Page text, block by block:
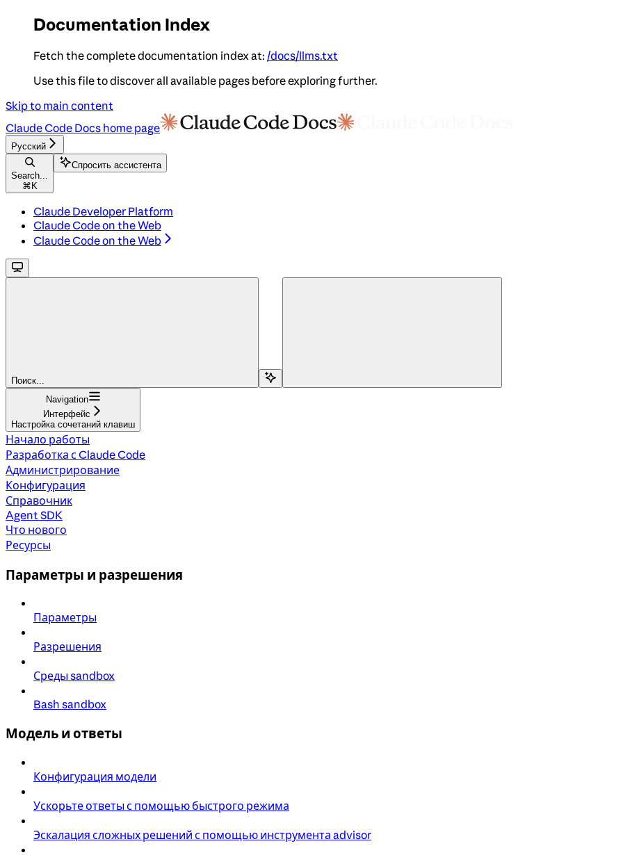
Documentation Index
Fetch the complete documentation index at: /docs/llms.txt
Use this file to discover all available pages before exploring further.
Skip to main content
Claude Code Docs home page
Русский
Search...
⌘ K
Спросить ассистента
Claude Developer Platform
Claude Code on the Web
Claude Code on the Web
Поиск...
Navigation
Интерфейс
Настройка сочетаний клавиш
Начало работы
Разработка с Claude Code
Администрирование
Конфигурация
Справочник
Agent SDK
Что нового
Ресурсы
Параметры и разрешения
Параметры
Разрешения
Среды sandbox
Bash sandbox
Модель и ответы
Конфигурация модели
Ускорьте ответы с помощью быстрого режима
Эскалация сложных решений с помощью инструмента advisor